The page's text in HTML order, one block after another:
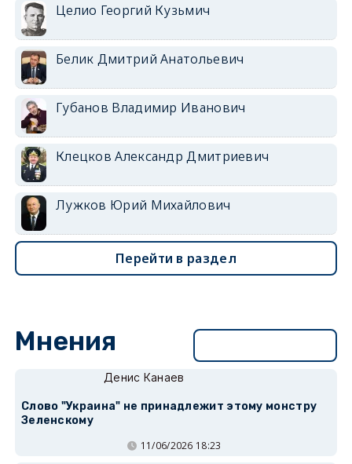
Целио Георгий Кузьмич
Белик Дмитрий Анатольевич
Губанов Владимир Иванович
Клецков Александр Дмитриевич
Лужков Юрий Михайлович
Перейти в раздел
Мнения
Денис Канаев
Слово "Украина" не принадлежит этому монстру
Зеленскому
11/06/2026 18:23